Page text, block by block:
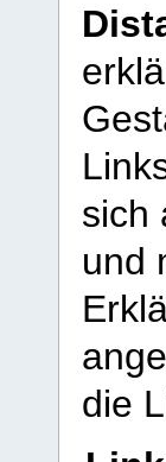
sich
und
die